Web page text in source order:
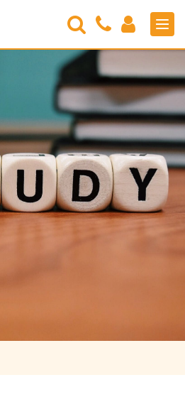
Search
Contact
Us
Login